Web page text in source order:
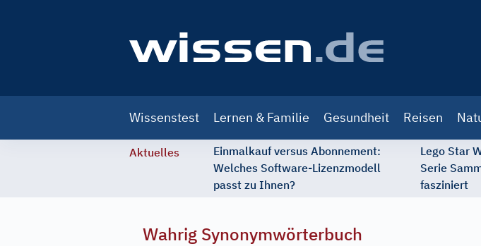
navigation
Wissenstest Lernen & Familie Gesundheit Reisen
Aktuelles
Einmalkauf versus Abonnement:
Welches Software-Lizenzmodell
passt zu Ihnen?
Lego Star
Serie
fasziniert
Wahrig Synonymwörterbuch